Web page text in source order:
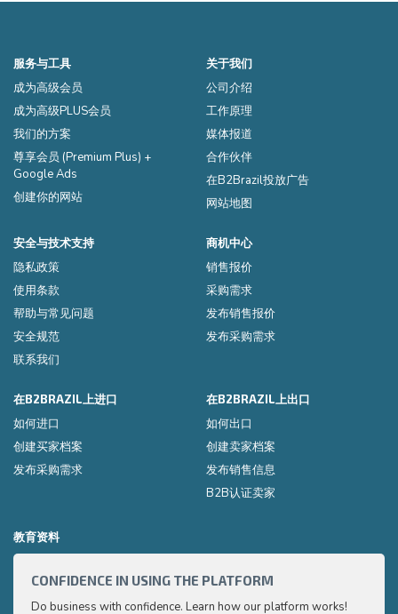
服务与工具
成为高级会员
成为高级PLUS会员
我们的方案
尊享会员 (Premium Plus) +
Google Ads
创建你的网站
关于我们
公司介绍
工作原理
媒体报道
合作伙伴
在B2Brazil投放广告
网站地图
安全与技术支持
隐私政策
使用条款
帮助与常见问题
安全规范
联系我们
商机中心
销售报价
采购需求
发布销售报价
发布采购需求
在B2BRAZIL上进口
如何进口
创建买家档案
发布采购需求
在B2BRAZIL上出口
如何出口
创建卖家档案
发布销售信息
B2B认证卖家
教育资料
CONFIDENCE IN USING THE PLATFORM
Do business with confidence. Learn how our platform works!